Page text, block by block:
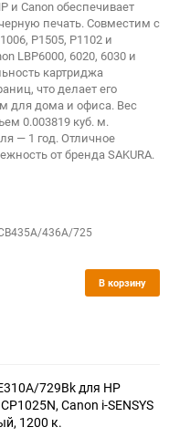
и Canon обеспечивает
печать. Совместим с
P1505, P1102 и
LBP6000, 6020, 6030 и
картриджа
что делает его
для дома и офиса. Вес
0.003819 куб. м.
— 1 год. Отличное
от бренда SAKURA.
436A/725
В корзину
729Bk для HP
Canon i-SENSYS
1200 к.